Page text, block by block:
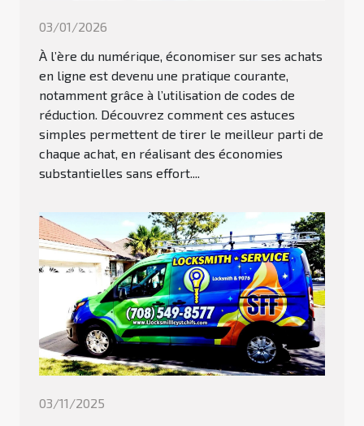
03/01/2026
À l’ère du numérique, économiser sur ses achats
en ligne est devenu une pratique courante,
notamment grâce à l’utilisation de codes de
réduction. Découvrez comment ces astuces
simples permettent de tirer le meilleur parti de
chaque achat, en réalisant des économies
substantielles sans effort....
03/11/2025